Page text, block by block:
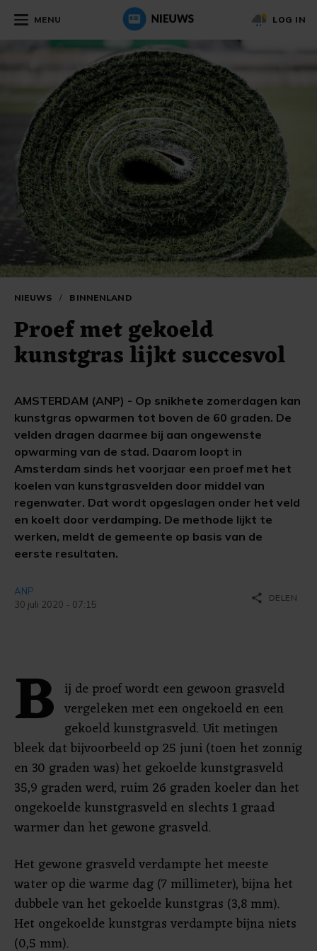
MENU LOG IN
NIEUWS / BINNENLAND
Proef met gekoeld
kunstgras lijkt succesvol
AMSTERDAM (ANP) - Op snikhete zomerdagen kan
kunstgras opwarmen tot boven de 60 graden. De
velden dragen daarmee bij aan ongewenste
opwarming van de stad. Daarom loopt in
Amsterdam sinds het voorjaar een proef met het
koelen van kunstgrasvelden door middel van
regenwater. Dat wordt opgeslagen onder het veld
en koelt door verdamping. De methode lijkt te
werken, meldt de gemeente op basis van de
eerste resultaten.
ANP
30 juli 2020 - 07:15
share DELEN
B ij de proef wordt een gewoon grasveld
vergeleken met een ongekoeld en een
gekoeld kunstgrasveld. Uit metingen
bleek dat bijvoorbeeld op 25 juni (toen het zonnig
en 30 graden was) het gekoelde kunstgrasveld
35,9 graden werd, ruim 26 graden koeler dan het
ongekoelde kunstgrasveld en slechts 1 graad
warmer dan het gewone grasveld.
Het gewone grasveld verdampte het meeste
water op die warme dag (7 millimeter), bijna het
dubbele van het gekoelde kunstgras (3,8 mm).
Het ongekoelde kunstgras verdampte bijna niets
(0,5 mm).